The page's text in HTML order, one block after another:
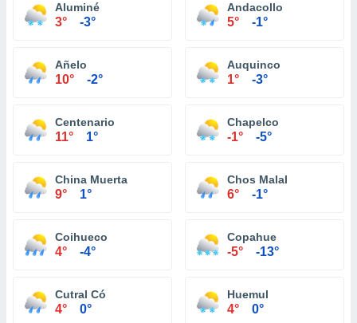
Aluminé
3° -3°
Andacollo
5° -1°
Añelo
10° -2°
Auquinco
1° -3°
Centenario
11° 1°
Chapelco
-1° -5°
China Muerta
9° 1°
Chos Malal
6° -1°
Coihueco
4° -4°
Copahue
-5° -13°
Cutral Có
4° 0°
Huemul
4° 0°